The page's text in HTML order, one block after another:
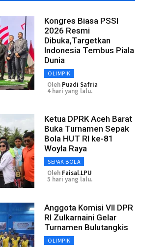
Kongres Biasa PSSI
2026 Resmi
Dibuka,Targetkan
Indonesia Tembus Piala
Dunia
OLIMPIK
Oleh Puadi Safria
4 hari yang lalu.
Ketua DPRK Aceh Barat
Buka Turnamen Sepak
Bola HUT RI ke-81
Woyla Raya
SEPAK BOLA
Oleh Faisal.LPU
5 hari yang lalu.
Anggota Komisi VII DPR
RI Zulkarnaini Gelar
Turnamen Bulutangkis
OLIMPIK